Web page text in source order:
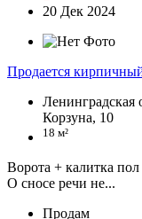
20 Дек 2024
Продается
Ленинградская
Корзуна, 10
18 м²
Ворота + калитка
О сносе речи не...
Продам